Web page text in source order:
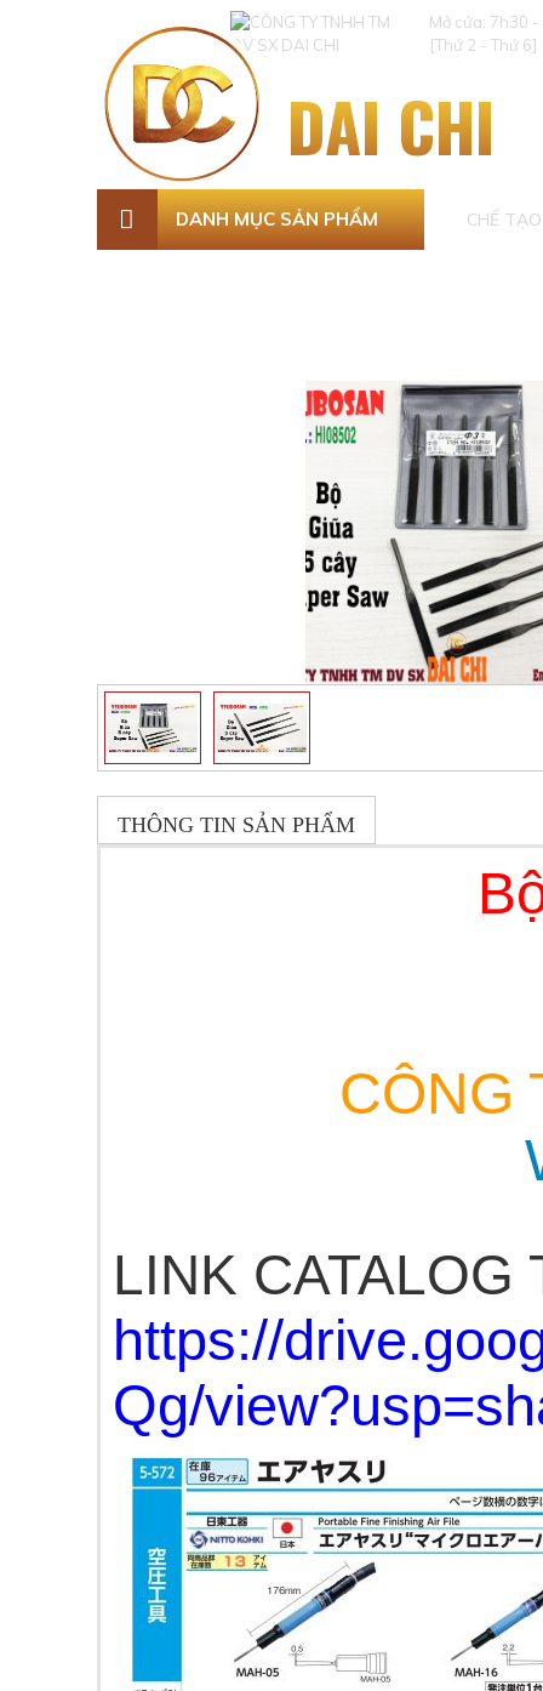
Mở cửa: 7h30
[Thứ 2 - Thứ 6]
DAI CHI
DANH MỤC SẢN PHẨM CHẾ
THÔNG TIN SẢN PHẨM
CÔNG
LINK CATALOG
https://
Qg/